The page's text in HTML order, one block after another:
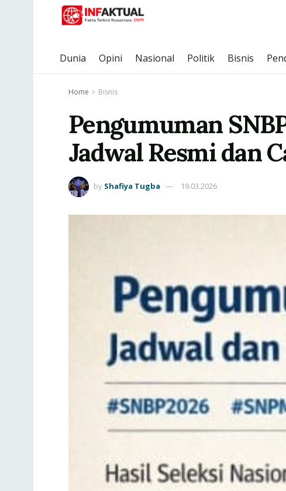
Dunia Opini Nasional Politik Bisnis
Home Bisnis
Pengumuman
Jadwal Resmi dan
by Shafiya Tugba 19.03.2026